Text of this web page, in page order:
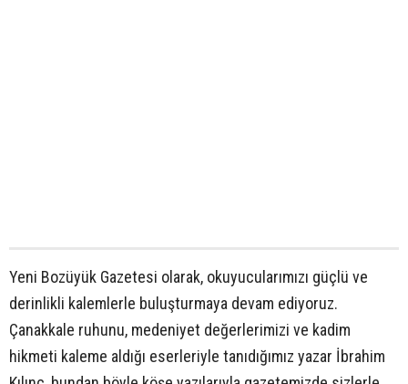
Yeni Bozüyük Gazetesi olarak, okuyucularımızı güçlü ve
derinlikli kalemlerle buluşturmaya devam ediyoruz.
Çanakkale ruhunu, medeniyet değerlerimizi ve kadim
hikmeti kaleme aldığı eserleriyle tanıdığımız yazar İbrahim